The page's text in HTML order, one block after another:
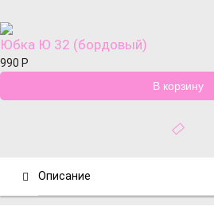
Юбка Ю 32 (бордовый)
990 Р
Описание